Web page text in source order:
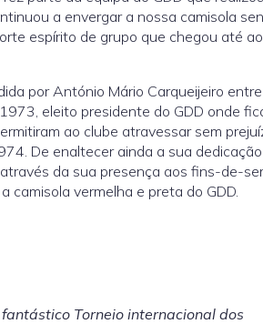
a envergar a nossa camisola
espírito de grupo que chegou até
por António Mário Carqueijeiro entre
eleito presidente do GDD onde
ao clube atravessar sem
De enaltecer ainda a sua
da sua presença aos fins-de-
camisola vermelha e preta do GDD.
Torneio internacional dos